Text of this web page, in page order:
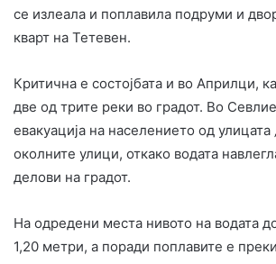
се излеала и поплавила подруми и
кварт на Тетевен.
Критична е состојбата и во Априлци,
две од трите реки во градот. Во
евакуација на населението од улицата
околните улици, откако водата
делови на градот.
На одредени места нивото на водата
1,20 метри, а поради поплавите е